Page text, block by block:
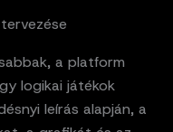
a platform
logikai játékok
leírás alapján, a